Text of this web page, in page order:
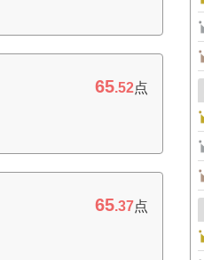
65.52点
65.37点